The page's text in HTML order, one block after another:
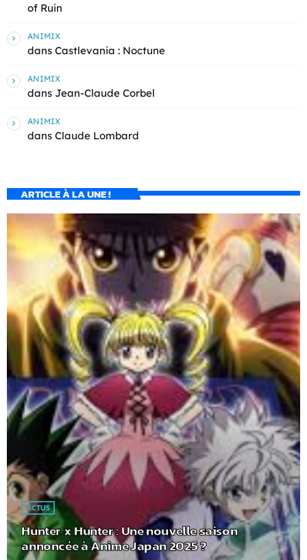
of Ruin
ANIMIX
dans Castlevania : Noctune
ANIMIX
dans Jean-Claude Corbel
ANIMIX
dans Claude Lombard
ARTICLE À LA UNE !
ACTUS
Hunter x Hunter : Une nouvelle saison
annoncée à Anime Japan 2025 ?